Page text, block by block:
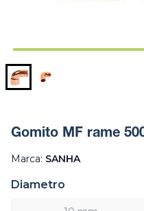
Gomito MF rame
Marca: SANHA
Diametro